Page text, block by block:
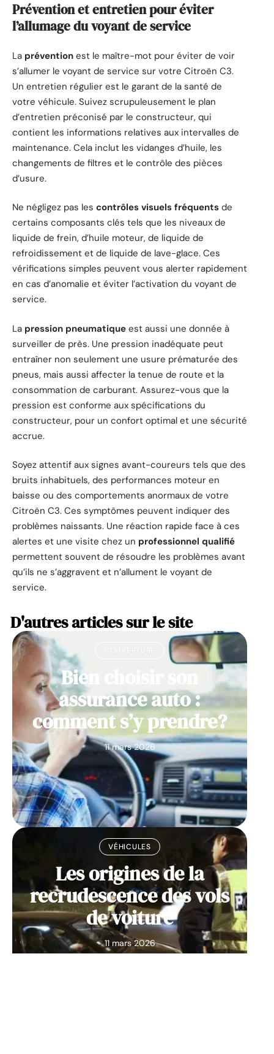
Prévention et entretien pour éviter
l’allumage du voyant de service
La prévention est le maître-mot pour éviter de voir
s’allumer le voyant de service sur votre Citroën C3.
Un entretien régulier est le garant de la santé de
votre véhicule. Suivez scrupuleusement le plan
d’entretien préconisé par le constructeur, qui
contient les informations relatives aux intervalles de
maintenance. Cela inclut les vidanges d’huile, les
changements de filtres et le contrôle des pièces
d’usure.
Ne négligez pas les contrôles visuels fréquents de
certains composants clés tels que les niveaux de
liquide de frein, d’huile moteur, de liquide de
refroidissement et de liquide de lave-glace. Ces
vérifications simples peuvent vous alerter rapidement
en cas d’anomalie et éviter l’activation du voyant de
service.
La pression pneumatique est aussi une donnée à
surveiller de près. Une pression inadéquate peut
entraîner non seulement une usure prématurée des
pneus, mais aussi affecter la tenue de route et la
consommation de carburant. Assurez-vous que la
pression est conforme aux spécifications du
constructeur, pour un confort optimal et une sécurité
accrue.
Soyez attentif aux signes avant-coureurs tels que des
bruits inhabituels, des performances moteur en
baisse ou des comportements anormaux de votre
Citroën C3. Ces symptômes peuvent indiquer des
problèmes naissants. Une réaction rapide face à ces
alertes et une visite chez un professionnel qualifié
permettent souvent de résoudre les problèmes avant
qu’ils ne s’aggravent et n’allument le voyant de
service.
D'autres articles sur le site
Bien choisir son
assurance auto :
comment s’y prendre?
11 mars 2026
VÉHICULES
Les origines de la
recrudescence des vols
de voiture
11 mars 2026